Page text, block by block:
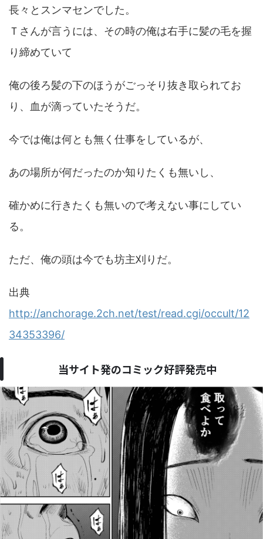
長々とスンマセンでした。
Ｔさんが言うには、その時の俺は右手に髪の毛を握
り締めていて
俺の後ろ髪の下のほうがごっそり抜き取られてお
り、血が滴っていたそうだ。
今では俺は何とも無く仕事をしているが、
あの場所が何だったのか知りたくも無いし、
確かめに行きたくも無いので考えない事にしてい
る。
ただ、俺の頭は今でも坊主刈りだ。
出典
http://anchorage.2ch.net/test/read.cgi/occult/12
34353396/
当サイト発のコミック好評発売中